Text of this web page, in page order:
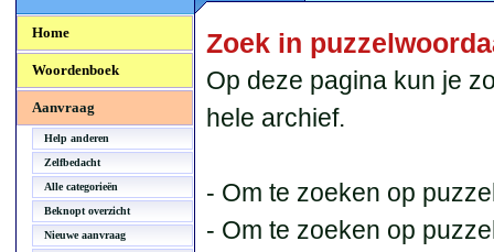
Home
Woordenboek
Aanvraag
Help anderen
Zelfbedacht
Alle categorieën
Beknopt overzicht
Nieuwe aanvraag
Zoek in
Op deze pagina kun je
hele archief.
- Om te zoeken op
- Om te zoeken op